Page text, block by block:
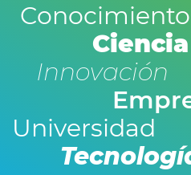
Conocimiento
Ciencia
Innovación
Universidad